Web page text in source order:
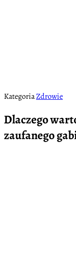
KategoriaZdrowie
Dlaczego
zaufanego